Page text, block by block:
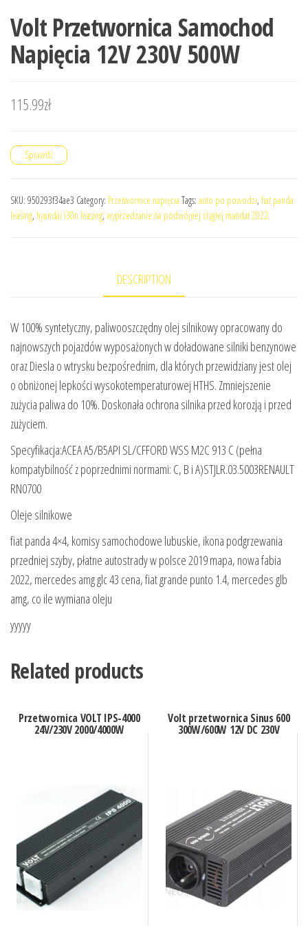
Volt Przetwornica Samochod
Napięcia 12V 230V 500W
115.99zł
Sprawdź
SKU: 950293f34ae3 Category: Przetwornice napięcia Tags: auto po powodzi, fiat panda
leasing, hyundai i30n leasing, wyprzedzanie na podwójnej ciągłej mandat 2022
DESCRIPTION
W 100% syntetyczny, paliwooszczędny olej silnikowy opracowany do
najnowszych pojazdów wyposażonych w doładowane silniki benzynowe
oraz Diesla o wtrysku bezpośrednim, dla których przewidziany jest olej
o obniżonej lepkości wysokotemperaturowej HTHS. Zmniejszenie
zużycia paliwa do 10%. Doskonała ochrona silnika przed korozją i przed
zużyciem.
Specyfikacja:ACEA A5/B5API SL/CFFORD WSS M2C 913 C (pełna
kompatybilność z poprzednimi normami: C, B i A)STJLR.03.5003RENAULT
RN0700
Oleje silnikowe
fiat panda 4×4, komisy samochodowe lubuskie, ikona podgrzewania
przedniej szyby, płatne autostrady w polsce 2019 mapa, nowa fabia
2022, mercedes amg glc 43 cena, fiat grande punto 1.4, mercedes glb
amg, co ile wymiana oleju
yyyyy
Related products
Przetwornica VOLT IPS-4000
24V/230V 2000/4000W
Volt przetwornica Sinus 600
300W/600W 12V DC 230V